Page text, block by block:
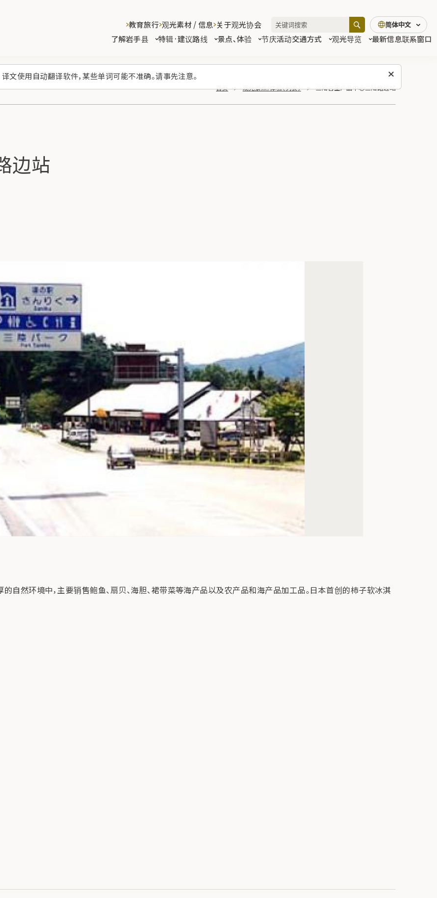
译文使用自动翻译软件，某些单词可能不准确。请事先注意。
了解岩手县 特辑·建议路线 景点、体验 节庆活动交通方式 观光导览 最新信息联系窗口
教育旅行 观光素材 / 信息 关于观光协会 简体中文
首页 观光景点/体验（列表） 三陆古里产品中心三陆路边站
边站
然环境中，主要销售鲍鱼、扇贝、海胆、裙带菜等海产品以及农产品和海产品加工品。日本首创的柿子软冰淇